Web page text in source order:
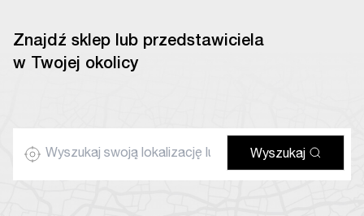
Znajdź sklep lub przedstawiciela
w Twojej okolicy
Wyszukaj